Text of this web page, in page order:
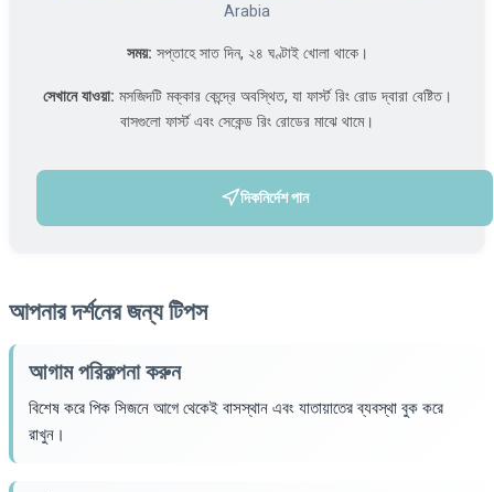
Arabia
সময়: সপ্তাহে সাত দিন, ২৪ ঘণ্টাই খোলা থাকে।
সেখানে যাওয়া: মসজিদটি মক্কার কেন্দ্রে অবস্থিত, যা ফার্স্ট রিং রোড দ্বারা বেষ্টিত।
বাসগুলো ফার্স্ট এবং সেকেন্ড রিং রোডের মাঝে থামে।
দিকনির্দেশ পান
(নতুন ট্যাবে খোলে)
আপনার দর্শনের জন্য টিপস
আগাম পরিকল্পনা করুন
বিশেষ করে পিক সিজনে আগে থেকেই বাসস্থান এবং যাতায়াতের ব্যবস্থা বুক করে
রাখুন।